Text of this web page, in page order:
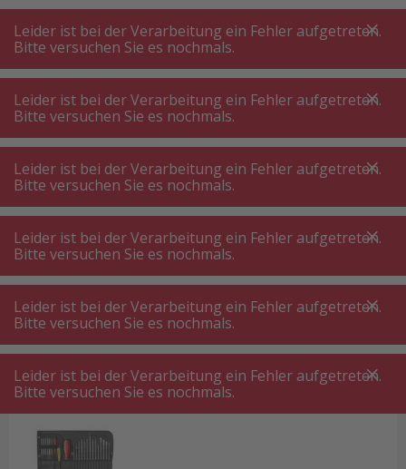
A +++
A+++
A +++
A+++
MyPost
MyPost
MENÜ SUCHE
Werkzeug Handwerkzeug
Handwerkzeug
Produktfilter
126 P.
Sortieren nach
PB Swiss Tools PB38515 Evo
Leider ist bei der Verarbeitung ein Fehler aufgetreten.
Bitte versuchen Sie es nochmals.
Leider ist bei der Verarbeitung ein Fehler aufgetreten.
Bitte versuchen Sie es nochmals.
Leider ist bei der Verarbeitung ein Fehler aufgetreten.
Bitte versuchen Sie es nochmals.
Leider ist bei der Verarbeitung ein Fehler aufgetreten.
Bitte versuchen Sie es nochmals.
Leider ist bei der Verarbeitung ein Fehler aufgetreten.
Bitte versuchen Sie es nochmals.
Leider ist bei der Verarbeitung ein Fehler aufgetreten.
Bitte versuchen Sie es nochmals.